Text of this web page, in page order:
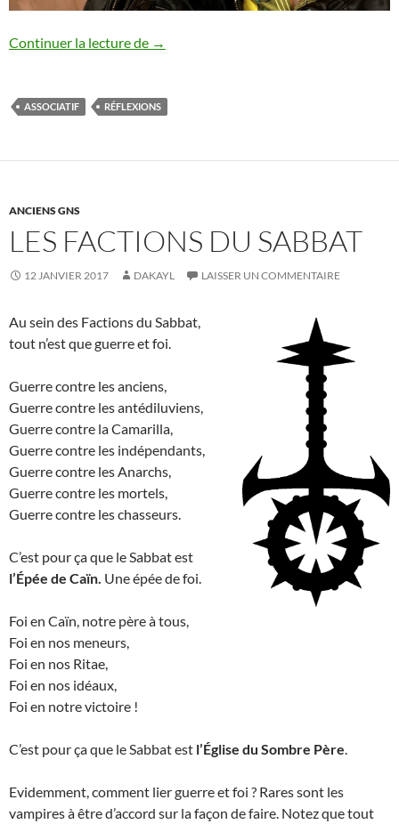
Continuer la lecture de Et si on jouait un jeu moderne et adulte ?
→
ASSOCIATIF RÉFLEXIONS
ANCIENS GNS
LES FACTIONS DU SABBAT
12 JANVIER 2017 DAKAYL LAISSER UN COMMENTAIRE
Au sein des Factions du Sabbat,
tout n’est que guerre et foi.
Guerre contre les anciens,
Guerre contre les antédiluviens,
Guerre contre la Camarilla,
Guerre contre les indépendants,
Guerre contre les Anarchs,
Guerre contre les mortels,
Guerre contre les chasseurs.
C’est pour ça que le Sabbat est
l’Épée de Caïn. Une épée de foi.
Foi en Caïn, notre père à tous,
Foi en nos meneurs,
Foi en nos Ritae,
Foi en nos idéaux,
Foi en notre victoire !
C’est pour ça que le Sabbat est l’Église du Sombre Père
Evidemment, comment lier guerre et foi ? Rares sont les
vampires à être d’accord sur la façon de faire. Notez que tout